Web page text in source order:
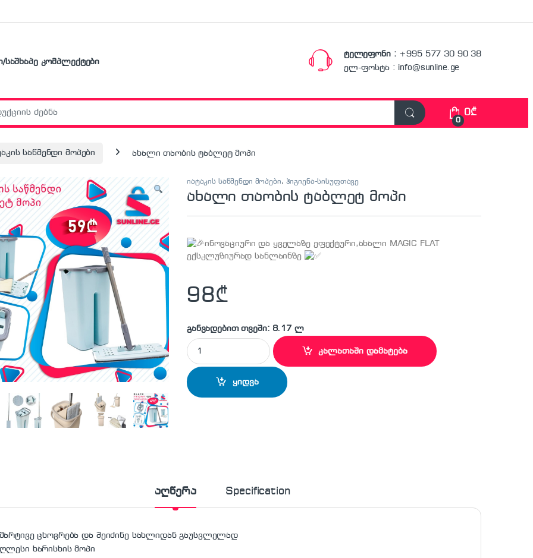
საშხაპე კომპლექტები
ტელეფონი : +995 577 30 90 38
ელ-ფოსტა : info@sunline.ge
0
0₾
საწმენდი მოპები ახალი თაობის ტაბლეტ მოპი
იატაკის საწმენდი მოპები, ჰიგიენა-სისუფთავე
ახალი თაობის ტაბლეტ მოპი
ინოვაციური და ყველაზე ეფექტური,ახალი MAGIC FLAT
ექსკლუზიურად სანლაინზე
98₾
განვადებით თვეში: 8.17 ლ
ახალი თაობის ტაბლეტ მოპი quantity
კალათაში დამატება
ყიდვა
აღწერა Specification
ცხოვრება და შეიძინე სახლიდან გაუსვლელად
ხარისხის მოპი